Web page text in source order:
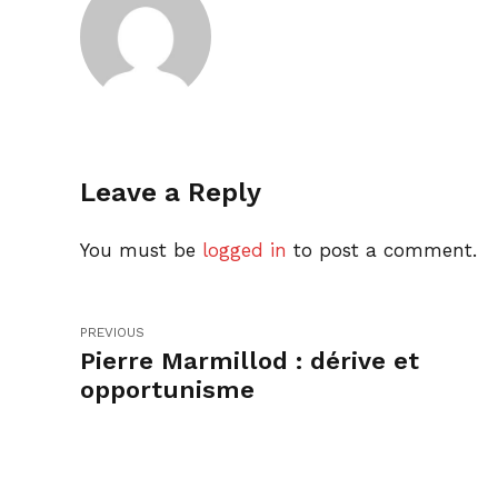
Leave a Reply
You must be logged in to post a comment.
PREVIOUS
Pierre Marmillod : dérive et
opportunisme